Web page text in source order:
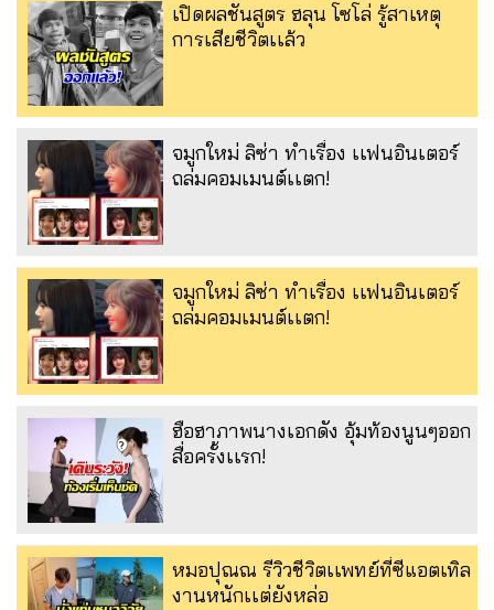
เปิดผลชันสูตร ฮลุน โซโล่ รู้สาเหตุ
การเสียชีวิตเเล้ว
จมูกใหม่ ลิซ่า ทำเรื่อง เเฟนอินเตอร์
ถล่มคอมเมนต์เเตก!
จมูกใหม่ ลิซ่า ทำเรื่อง เเฟนอินเตอร์
ถล่มคอมเมนต์เเตก!
ฮือฮาภาพนางเอกดัง อุ้มท้องนูนๆออก
สื่อครั้งเเรก!
หมอปุณณ รีวิวชีวิตเเพทย์ที่ซีแอตเทิล
งานหนักเเต่ยังหล่อ